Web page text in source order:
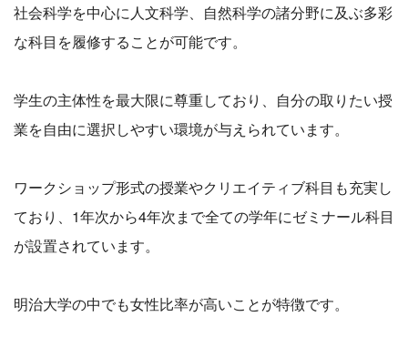
社会科学を中心に人文科学、自然科学の諸分野に及ぶ多彩
な科目を履修することが可能です。
学生の主体性を最大限に尊重しており、自分の取りたい授
業を自由に選択しやすい環境が与えられています。
ワークショップ形式の授業やクリエイティブ科目も充実し
ており、1年次から4年次まで全ての学年にゼミナール科目
が設置されています。
明治大学の中でも女性比率が高いことが特徴です。